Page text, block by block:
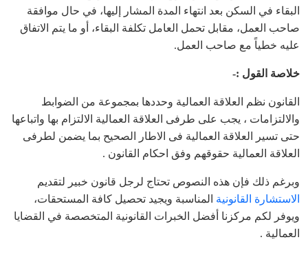
البقاء في السكن بعد انتهاء المدة المشار إليها، في حال موافقة
صاحب العمل، مقابل تحمل العامل تكلفة البقاء، أو ما يتم الاتفاق
عليه خطياً مع صاحب العمل.
خلاصة القول :-
القانون نظم العلاقة العمالية وحددها بمجموعة من الضوابط
والالتزامات ، يجب على طرفى العلاقة العمالية الالتزام بها واتباعها
حتى تسير العلاقة العمالية فى الاطار الصحيح بما يضمن لطرفى
العلاقة العمالية حقوقهم وفق احكام القانون .
وبرغم ذلك فإن هذه النصوص تحتاج لرجل قانون خبير لتقديم
الاستشارة القانونية المناسبة ويجيد تحصيل كافة المستحقات،
ويوفر لكم مركزنا أفضل الخبرات القانونية المتخصصة في القضايا
العمالية .